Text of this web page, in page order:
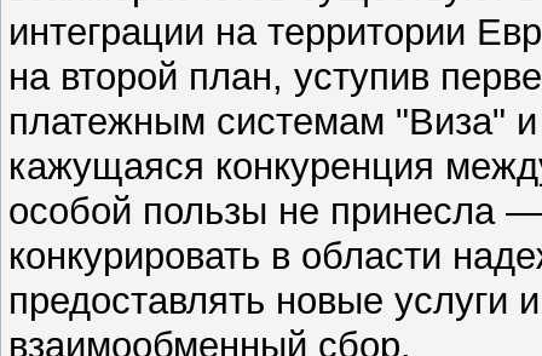
интеграции на территории
на второй план, уступив
платежным системам "Виза"
кажущаяся конкуренция
особой пользы не принесла
конкурировать в области
предоставлять новые услуги
взаимообменный сбор.